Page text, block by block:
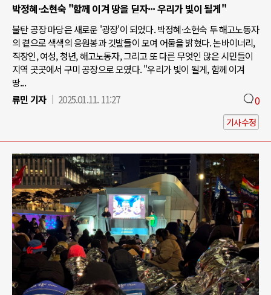
박정혜·소현숙 "함께 이겨 땅을 딛자··· 우리가 빛이 될게"
불탄 공장 마당은 새로운 '광장'이 되었다. 박정혜·소현숙 두 해고노동자
의 곁으로 색색의 응원봉과 깃발들이 모여 어둠을 밝혔다. 논바이너리,
직장인, 여성, 청년, 해고노동자, 그리고 또 다른 무엇인 많은 시민들이
지역 곳곳에서 구미 공장으로 모였다. "우리가 빛이 될게, 함께 이겨
땅...
류민 기자
2025.01.11. 11:27 0
기사수정